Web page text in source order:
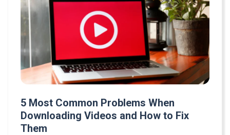
5 Most Common Problems When
Downloading Videos and How to Fix
Them